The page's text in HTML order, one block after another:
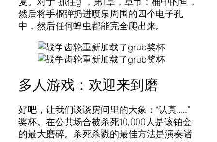
然后将手榴弹扔进喷泉周围的四个电子孔
中，然后任何蝗虫都能完全爬出来。
多人游戏：欢迎来到磨
好吧，让我们谈谈房间里的大象：“认真……”
奖杯。在公共场合被杀死10,000人是该铂金
的最大磨碎。杀死杀戮的最佳方法是演奏诸